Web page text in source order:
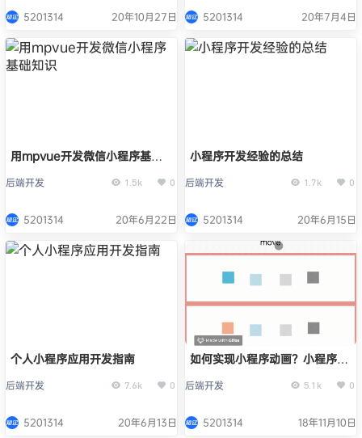
5201314 20年10月27日 5201314 20年7月4日
用mpvue开发微信小程序基础
后端开发 1.5k 0
5201314 20年6月22日
小程序开发经验的总结
后端开发 1.7k 0
5201314 20年6月15日
个人小程序应用开发指南
后端开发 7.6k 0
5201314 20年6月13日
如何实现小程序动画？小程序动
后端开发 5.1k 0
5201314 18年11月10日